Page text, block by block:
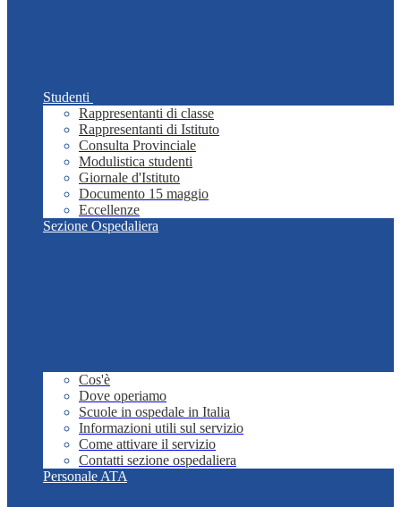
Studenti
Rappresentanti di classe
Rappresentanti di Istituto
Consulta Provinciale
Modulistica studenti
Giornale d'Istituto
Documento 15 maggio
Eccellenze
Sezione Ospedaliera
Cos'è
Dove operiamo
Scuole in ospedale in Italia
Informazioni utili sul servizio
Come attivare il servizio
Contatti sezione ospedaliera
Personale ATA